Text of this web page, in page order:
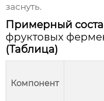
заснуть.
Примерный
фруктовых
(Таблица)
Компонент